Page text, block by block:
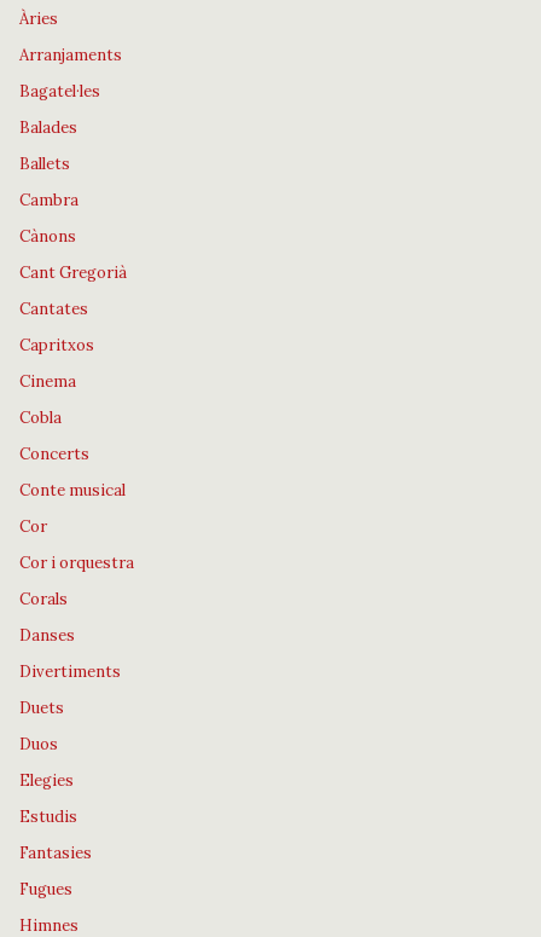
Àries
Arranjaments
Bagatel·les
Balades
Ballets
Cambra
Cànons
Cant Gregorià
Cantates
Capritxos
Cinema
Cobla
Concerts
Conte musical
Cor
Cor i orquestra
Corals
Danses
Divertiments
Duets
Duos
Elegies
Estudis
Fantasies
Fugues
Himnes